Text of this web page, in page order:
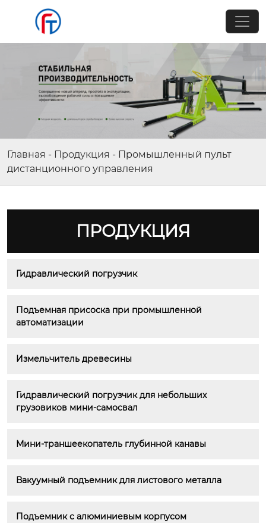
Главная - Продукция - Промышленный пульт
дистанционного управления
ПРОДУКЦИЯ
Гидравлический погрузчик
Подъемная присоска при промышленной
автоматизации
Измельчитель древесины
Гидравлический погрузчик для небольших
грузовиков мини-самосвал
Мини-траншеекопатель глубинной канавы
Вакуумный подъемник для листового металла
Подъемник с алюминиевым корпусом